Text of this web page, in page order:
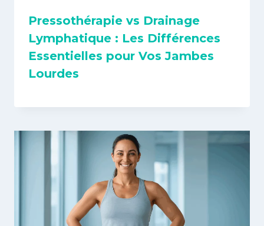
Pressothérapie vs Drainage
Lymphatique : Les Différences
Essentielles pour Vos Jambes
Lourdes